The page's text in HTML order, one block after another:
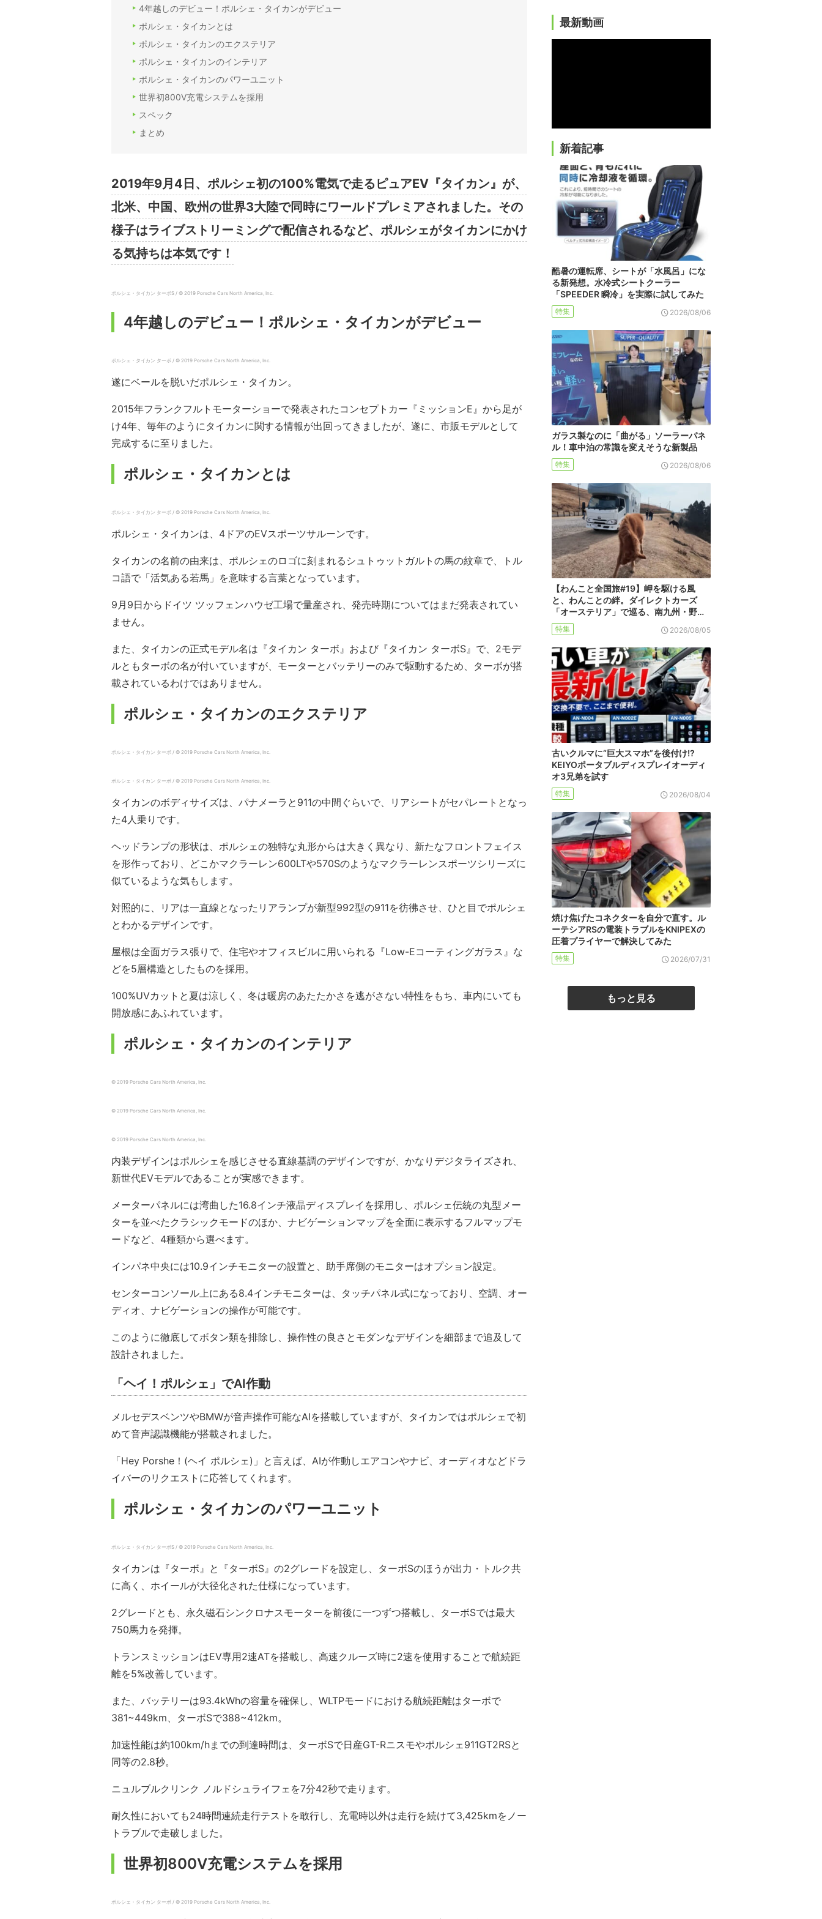
4年越しのデビュー！ポルシェ・タイカンがデビュー
ポルシェ・タイカンとは
ポルシェ・タイカンのエクステリア
ポルシェ・タイカンのインテリア
ポルシェ・タイカンのパワーユニット
世界初800V充電システムを採用
スペック
まとめ
2019年9月4日、ポルシェ初の100%電気で走るピュアEV『タイカン』が、
北米、中国、欧州の世界3大陸で同時にワールドプレミアされました。その
様子はライブストリーミングで配信されるなど、ポルシェがタイカンにかけ
る気持ちは本気です！
ポルシェ・タイカン ターボS / © 2019 Porsche Cars North America, Inc.
4年越しのデビュー！ポルシェ・タイカンがデビュー
ポルシェ・タイカン ターボ / © 2019 Porsche Cars North America, Inc.
遂にベールを脱いだポルシェ・タイカン。
2015年フランクフルトモーターショーで発表されたコンセプトカー『ミッションE』から足が
け4年、毎年のようにタイカンに関する情報が出回ってきましたが、遂に、市販モデルとして
完成するに至りました。
ポルシェ・タイカンとは
ポルシェ・タイカン ターボ / © 2019 Porsche Cars North America, Inc.
ポルシェ・タイカンは、4ドアのEVスポーツサルーンです。
タイカンの名前の由来は、ポルシェのロゴに刻まれるシュトゥットガルトの馬の紋章で、トル
コ語で「活気ある若馬」を意味する言葉となっています。
9月9日からドイツ ツッフェンハウゼ工場で量産され、発売時期についてはまだ発表されてい
ません。
また、タイカンの正式モデル名は『タイカン ターボ』および『タイカン ターボS』で、2モデ
ルともターボの名が付いていますが、モーターとバッテリーのみで駆動するため、ターボが搭
載されているわけではありません。
ポルシェ・タイカンのエクステリア
ポルシェ・タイカン ターボ / © 2019 Porsche Cars North America, Inc.
ポルシェ・タイカン ターボ / © 2019 Porsche Cars North America, Inc.
タイカンのボディサイズは、パナメーラと911の中間ぐらいで、リアシートがセパレートとなっ
た4人乗りです。
ヘッドランプの形状は、ポルシェの独特な丸形からは大きく異なり、新たなフロントフェイス
を形作っており、どこかマクラーレン600LTや570Sのようなマクラーレンスポーツシリーズに
似ているような気もします。
対照的に、リアは一直線となったリアランプが新型992型の911を彷彿させ、ひと目でポルシェ
とわかるデザインです。
屋根は全面ガラス張りで、住宅やオフィスビルに用いられる『Low-Eコーティングガラス』な
どを5層構造としたものを採用。
100%UVカットと夏は涼しく、冬は暖房のあたたかさを逃がさない特性をもち、車内にいても
開放感にあふれています。
ポルシェ・タイカンのインテリア
© 2019 Porsche Cars North America, Inc.
© 2019 Porsche Cars North America, Inc.
© 2019 Porsche Cars North America, Inc.
内装デザインはポルシェを感じさせる直線基調のデザインですが、かなりデジタライズされ、
新世代EVモデルであることが実感できます。
メーターパネルには湾曲した16.8インチ液晶ディスプレイを採用し、ポルシェ伝統の丸型メー
ターを並べたクラシックモードのほか、ナビゲーションマップを全面に表示するフルマップモ
ードなど、4種類から選べます。
インパネ中央には10.9インチモニターの設置と、助手席側のモニターはオプション設定。
センターコンソール上にある8.4インチモニターは、タッチパネル式になっており、空調、オー
ディオ、ナビゲーションの操作が可能です。
このように徹底してボタン類を排除し、操作性の良さとモダンなデザインを細部まで追及して
設計されました。
「ヘイ！ポルシェ」でAI作動
メルセデスベンツやBMWが音声操作可能なAIを搭載していますが、タイカンではポルシェで初
めて音声認識機能が搭載されました。
「Hey Porshe！(ヘイ ポルシェ)」と言えば、AIが作動しエアコンやナビ、オーディオなどドラ
イバーのリクエストに応答してくれます。
ポルシェ・タイカンのパワーユニット
ポルシェ・タイカン ターボS / © 2019 Porsche Cars North America, Inc.
タイカンは『ターボ』と『ターボS』の2グレードを設定し、ターボSのほうが出力・トルク共
に高く、ホイールが大径化された仕様になっています。
2グレードとも、永久磁石シンクロナスモーターを前後に一つずつ搭載し、ターボSでは最大
750馬力を発揮。
トランスミッションはEV専用2速ATを搭載し、高速クルーズ時に2速を使用することで航続距
離を5%改善しています。
また、バッテリーは93.4kWhの容量を確保し、WLTPモードにおける航続距離はターボで
381~449km、ターボSで388~412km。
加速性能は約100km/hまでの到達時間は、ターボSで日産GT-Rニスモやポルシェ911GT2RSと
同等の2.8秒。
ニュルブルクリンク ノルドシュライフェを7分42秒で走ります。
耐久性においても24時間連続走行テストを敢行し、充電時以外は走行を続けて3,425kmをノー
トラブルで走破しました。
世界初800V充電システムを採用
ポルシェ・タイカン ターボ / © 2019 Porsche Cars North America, Inc.
最新動画
新着記事
酷暑の運転席、シートが「水風呂」にな
る新発想。水冷式シートクーラー
「SPEEDER 瞬冷」を実際に試してみた
特集 2026/08/06
ガラス製なのに「曲がる」ソーラーパネ
ル！車中泊の常識を変えそうな新製品
特集 2026/08/06
【わんこと全国旅#19】岬を駆ける風
と、わんことの絆。ダイレクトカーズ
「オーステリア」で巡る、南九州・野…
特集 2026/08/05
古いクルマに“巨大スマホ”を後付け!?
KEIYOポータブルディスプレイオーディ
オ3兄弟を試す
特集 2026/08/04
焼け焦げたコネクターを自分で直す。ル
ーテシアRSの電装トラブルをKNIPEXの
圧着プライヤーで解決してみた
特集 2026/07/31
もっと見る